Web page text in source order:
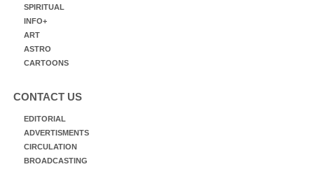
SPIRITUAL
INFO+
ART
ASTRO
CARTOONS
CONTACT US
EDITORIAL
ADVERTISMENTS
CIRCULATION
BROADCASTING